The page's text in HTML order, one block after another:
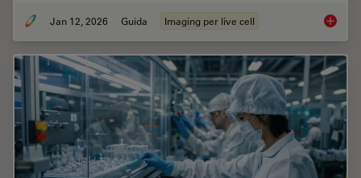
Jan 12, 2026 Guida Imaging per live cell Guide